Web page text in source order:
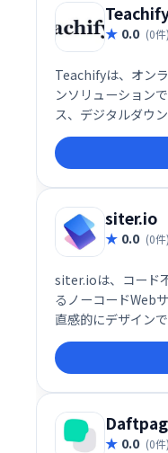
0.0 (0件)
Teachifyは、オン
ンソリューション
ス、デジタルダウ
簡単に管理・販売
ムを、手頃な価格
ビジネスを成長さ
siter.io
0.0 (0件)
siter.ioは、コード
るノーコードWeb
直感的にデザイン
です。手軽に、自
ます。
0.0 (0件)